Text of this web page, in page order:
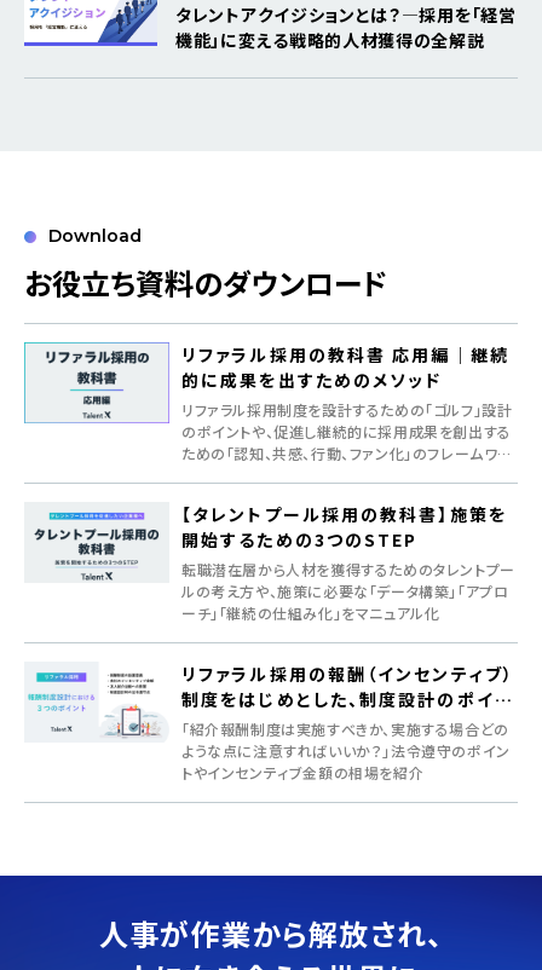
タレントアクイジションとは？―採用を「経営
機能」に変える戦略的人材獲得の全解説
Download
お役立ち資料のダウンロード
リファラル採用の教科書 応用編｜継続
的に成果を出すためのメソッド
リファラル採用制度を設計するための「ゴルフ」設計
のポイントや、促進し継続的に採用成果を創出する
ための「認知、共感、行動、ファン化」のフレームワー
【タレントプール採用の教科書】施策を
開始するための3つのSTEP
転職潜在層から人材を獲得するためのタレントプー
ルの考え方や、施策に必要な「データ構築」「アプロ
ーチ」「継続の仕組み化」をマニュアル化
リファラル採用の報酬（インセンティブ）
制度をはじめとした、制度設計のポイン
ト
「紹介報酬制度は実施すべきか、実施する場合どの
ような点に注意すればいいか？」法令遵守のポイン
トやインセンティブ金額の相場を紹介
人事が作業から解放され、